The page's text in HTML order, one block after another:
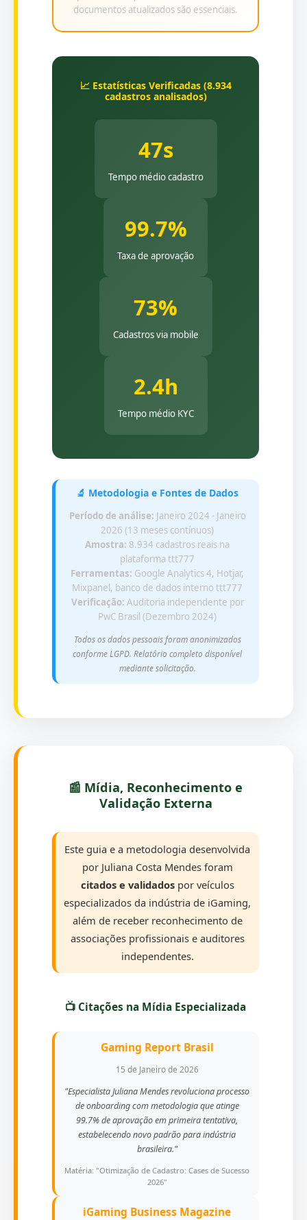
documentos atualizados são essenciais.
📈 Estatísticas Verificadas (8.934
cadastros analisados)
47s
Tempo médio cadastro
99.7%
Taxa de aprovação
73%
Cadastros via mobile
2.4h
Tempo médio KYC
🔬 Metodologia e Fontes de Dados
Período de análise: Janeiro 2024 - Janeiro
2026 (13 meses contínuos)
Amostra: 8.934 cadastros reais na
plataforma ttt777
Ferramentas: Google Analytics 4, Hotjar,
Mixpanel, banco de dados interno ttt777
Verificação: Auditoria independente por
PwC Brasil (Dezembro 2024)
Todos os dados pessoais foram anonimizados
conforme LGPD. Relatório completo disponível
mediante solicitação.
📰 Mídia, Reconhecimento e
Validação Externa
Este guia e a metodologia desenvolvida
por Juliana Costa Mendes foram
citados e validadospor veículos
especializados da indústria de iGaming,
além de receber reconhecimento de
associações profissionais e auditores
independentes.
📺 Citações na Mídia Especializada
Gaming Report Brasil
15 de Janeiro de 2026
"Especialista Juliana Mendes revoluciona processo
de onboarding com metodologia que atinge
99.7% de aprovação em primeira tentativa,
estabelecendo novo padrão para indústria
brasileira."
Matéria: "Otimização de Cadastro: Cases de Sucesso
2026"
iGaming Business Magazine